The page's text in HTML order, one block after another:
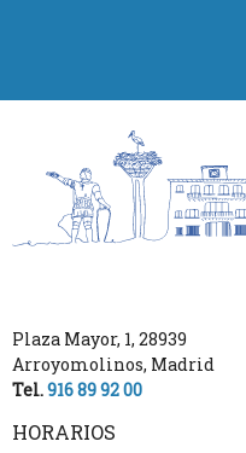
Plaza Mayor, 1, 28939
Arroyomolinos, Madrid
Tel.916 89 92 00
HORARIOS